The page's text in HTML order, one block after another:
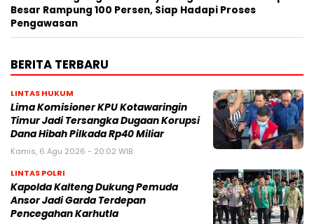
Besar Rampung 100 Persen, Siap Hadapi Proses
Pengawasan
BERITA TERBARU
LINTAS HUKUM
Lima Komisioner KPU Kotawaringin
Timur Jadi Tersangka Dugaan Korupsi
Dana Hibah Pilkada Rp40 Miliar
Kamis, 6 Agu 2026 - 20:02 WIB
LINTAS POLRI
Kapolda Kalteng Dukung Pemuda
Ansor Jadi Garda Terdepan
Pencegahan Karhutla